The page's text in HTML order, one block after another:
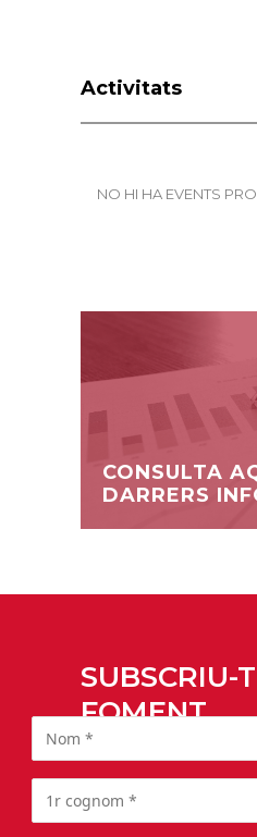
Activitats
NO HI HA EVENTS
CONSULTA
DARRERS
SUBSCRIU-
FOMENT